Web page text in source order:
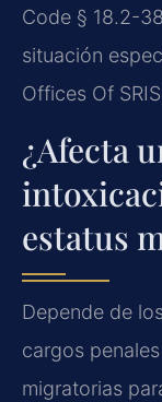
Code § 18.2-
situación
Offices Of
¿Afecta
estatus
Depende de
cargos
migratorias